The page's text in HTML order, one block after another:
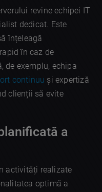
revine echipei IT
dedicat. Este
înțeleagă
în caz de
de exemplu, echipa
continuu și expertiză
clienții să evite
a
activități realizate
optimă a